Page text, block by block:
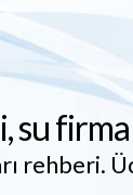
su
rehberi.